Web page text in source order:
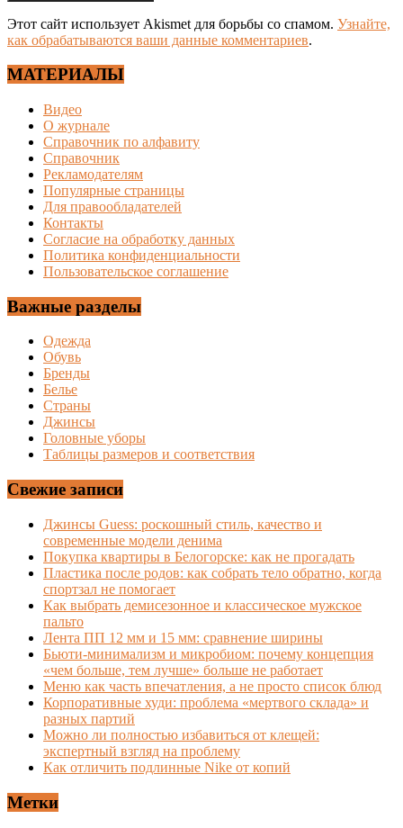
Этот сайт использует Akismet для борьбы со спамом. Узнайте,
как обрабатываются ваши данные комментариев.
МАТЕРИАЛЫ
Видео
О журнале
Справочник по алфавиту
Справочник
Рекламодателям
Популярные страницы
Для правообладателей
Контакты
Согласие на обработку данных
Политика конфиденциальности
Пользовательское соглашение
Важные разделы
Одежда
Обувь
Бренды
Белье
Страны
Джинсы
Головные уборы
Таблицы размеров и соответствия
Свежие записи
Джинсы Guess: роскошный стиль, качество и
современные модели денима
Покупка квартиры в Белогорске: как не прогадать
Пластика после родов: как собрать тело обратно, когда
спортзал не помогает
Как выбрать демисезонное и классическое мужское
пальто
Лента ПП 12 мм и 15 мм: сравнение ширины
Бьюти-минимализм и микробиом: почему концепция
«чем больше, тем лучше» больше не работает
Меню как часть впечатления, а не просто список блюд
Корпоративные худи: проблема «мертвого склада» и
разных партий
Можно ли полностью избавиться от клещей:
экспертный взгляд на проблему
Как отличить подлинные Nike от копий
Метки